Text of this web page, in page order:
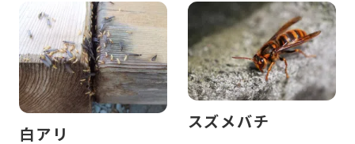
白アリ
スズメバチ